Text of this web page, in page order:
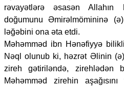
rəvayətlərə əsasən Allahın
doğumunu Əmirəlmömininə
ləğəbini ona əta etdi.
Məhəmməd ibn Hənəfiyyə
Nəql olunub ki, həzrət Əlinin
zireh gətiriləndə,
Məhəmməd zirehin aşağısını